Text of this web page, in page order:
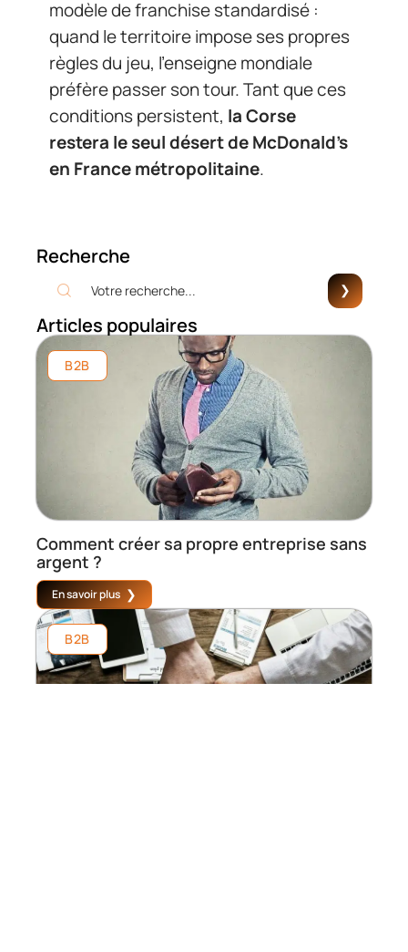
modèle de franchise standardisé :
quand le territoire impose ses propres
règles du jeu, l’enseigne mondiale
préfère passer son tour. Tant que ces
conditions persistent, la Corse
restera le seul désert de McDonald’s
en France métropolitaine.
Recherche
Articles populaires
B2B
Comment créer sa propre entreprise sans
argent ?
En savoir plus
B2B